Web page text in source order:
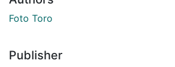
Foto Toro
Publisher